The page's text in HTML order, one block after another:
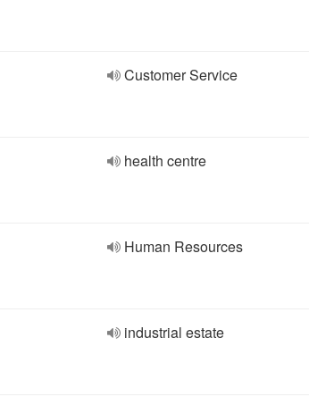
Customer Service
health centre
Human Resources
industrial estate